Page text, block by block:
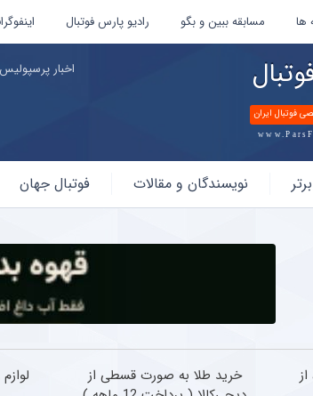
ها مسابقه ببین و بگو رادیو پارس فوتبال
فوتبال ایران
اخبار پرسپولیس
نویسندگان و مقالات فوتبال جهان
خرید طلا به صورت قسطی از